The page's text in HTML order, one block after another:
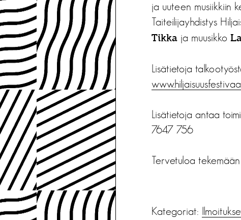
ja uuteen musiikkiin
Taiteilijayhdistys
Tikka ja muusikko
Lisätietoja
Lisätietoja antaa
7647 756
Tervetuloa
Kategoriat: